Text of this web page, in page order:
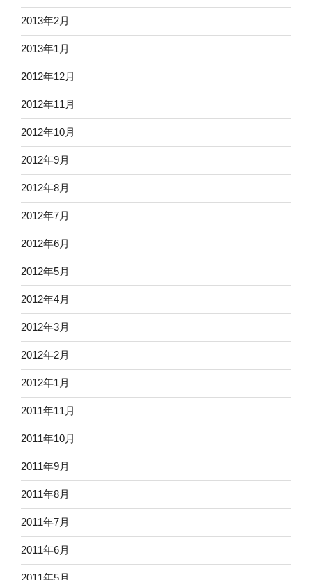
2013年2月
2013年1月
2012年12月
2012年11月
2012年10月
2012年9月
2012年8月
2012年7月
2012年6月
2012年5月
2012年4月
2012年3月
2012年2月
2012年1月
2011年11月
2011年10月
2011年9月
2011年8月
2011年7月
2011年6月